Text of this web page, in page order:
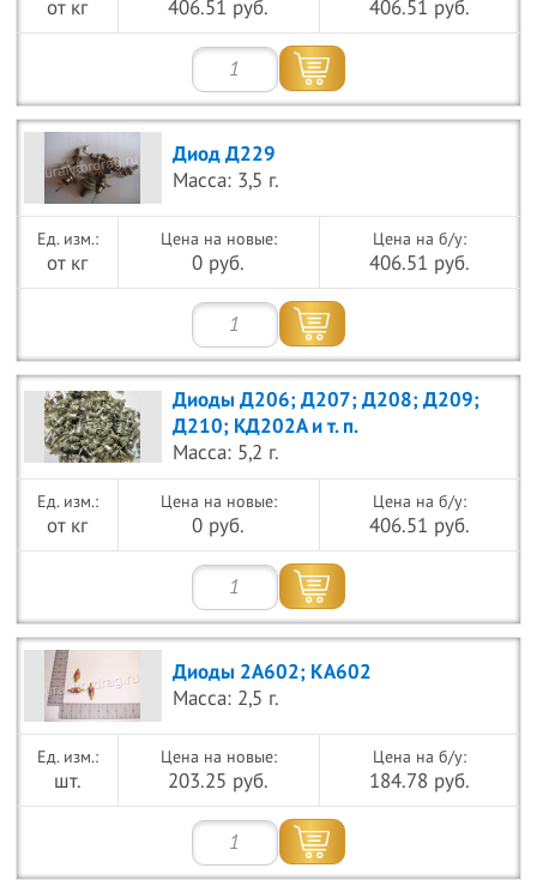
от кг 406.51 руб. 406.51 руб.
Диод Д229
Масса: 3,5 г.
от кг
Цена на новые:
0 руб.
Цена на б/у:
406.51 руб.
Диоды Д206; Д207; Д208; Д209;
Д210; КД202А и т. п.
Масса: 5,2 г.
от кг
Цена на новые:
0 руб.
Цена на б/у:
406.51 руб.
Диоды 2А602; КА602
Масса: 2,5 г.
шт.
Цена на новые:
203.25 руб.
Цена на б/у:
184.78 руб.